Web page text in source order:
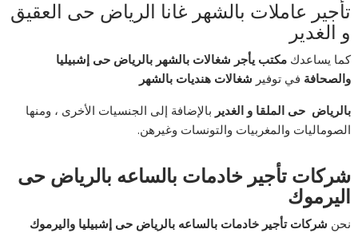
تأجير عاملات بالشهر غانا الرياض حى العقيق
و الغدير
كما يساعدكمكتب يأجر شغالات بالشهر بالرياض حى إشبيليا
والصحافة في توفير شغالات هنديات بالشهر
بالرياض حى الملقا و الغدير بالإضافة إلى الجنسيات الأخرى ، ومنها
الصوماليات والمغربيات والتونسات وغيرهن.
شركات تأجير خادمات بالساعه بالرياض حى
اليرموك
نحن شركات تأجير خادمات بالساعه بالرياض حى إشبيليا واليرموك